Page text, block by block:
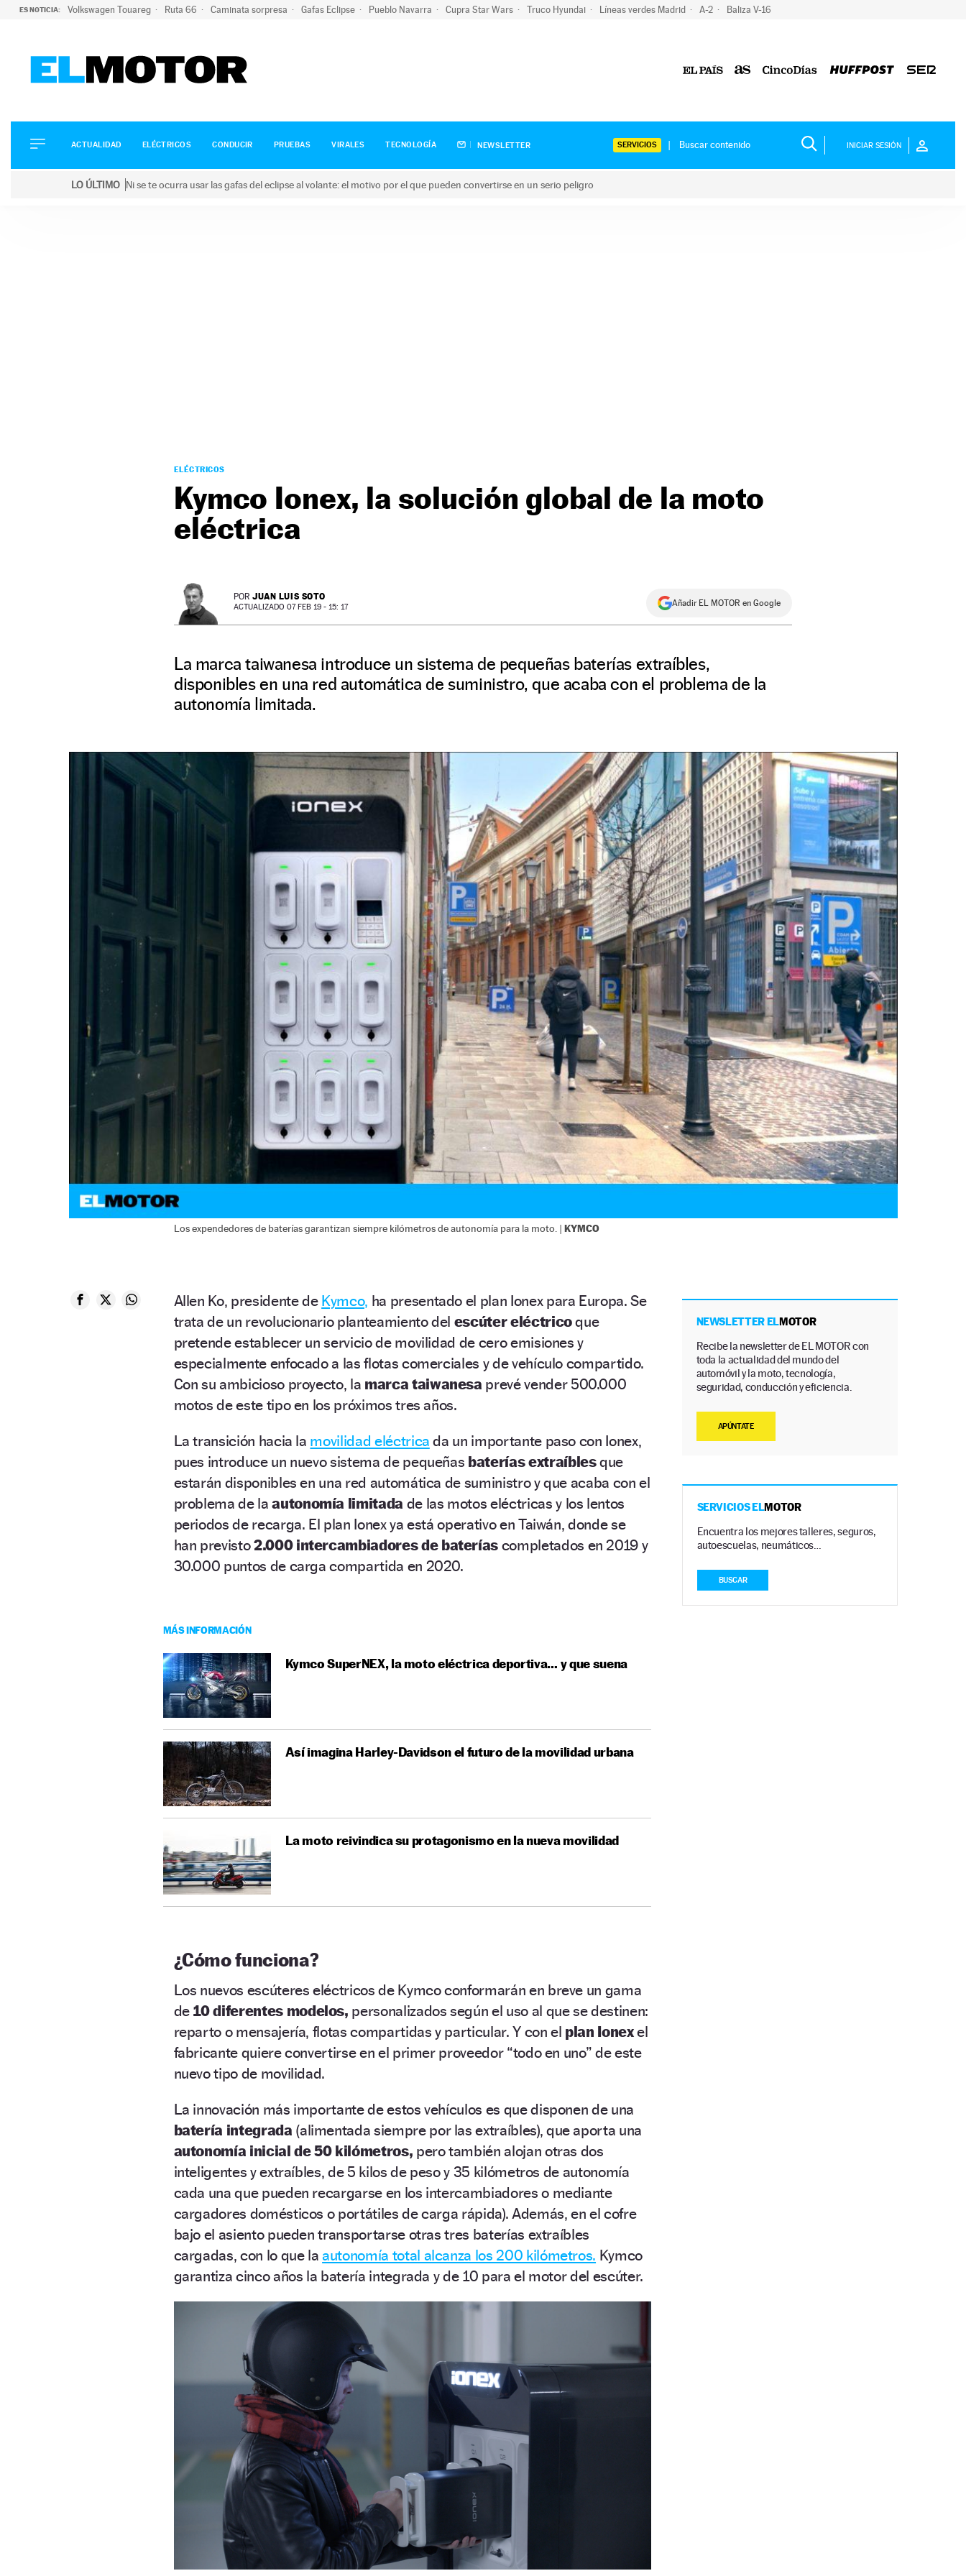
ES NOTICIA: Volkswagen Touareg Ruta 66 Caminata sorpresa Gafas Eclipse Pueblo Navarra Cupra Star Wars Truco Hyundai Líneas verdes Madrid A-2 Baliza V-16
ELÉCTRICOS
CONDUCIR
ACTUALIDAD ELÉCTRICOS CONDUCIR PRUEBAS VIRALES TECNOLOGÍA NEWSLETTER SERVICIOS INICIAR SESIÓN
LO ÚLTIMO Ni se te ocurra usar las gafas del eclipse al volante: el motivo por el que pueden convertirse en un serio peligro
ELÉCTRICOS
Kymco Ionex, la solución global de la moto
eléctrica
POR JUAN LUIS SOTO
ACTUALIZADO 07 FEB 19 - 15: 17 Añadir EL MOTOR en Google
La marca taiwanesa introduce un sistema de pequeñas baterías extraíbles,
disponibles en una red automática de suministro, que acaba con el problema de la
autonomía limitada.
Los expendedores de baterías garantizan siempre kilómetros de autonomía para la moto. | KYMCO
Allen Ko, presidente de Kymco, ha presentado el plan Ionex para Europa. Se
trata de un revolucionario planteamiento del escúter eléctricoque
pretende establecer un servicio de movilidad de cero emisiones y
especialmente enfocado a las flotas comerciales y de vehículo compartido.
Con su ambicioso proyecto, la marca taiwanesa prevé vender 500.000
motos de este tipo en los próximos tres años.
La transición hacia la movilidad eléctrica da un importante paso con Ionex,
pues introduce un nuevo sistema de pequeñas baterías extraíblesque
estarán disponibles en una red automática de suministro y que acaba con el
problema de laautonomía limitada de las motos eléctricas y los lentos
periodos de recarga. El plan Ionex ya está operativo en Taiwán, donde se
han previsto2.000 intercambiadores de baterías completados en 2019 y
30.000 puntos de carga compartida en 2020.
MÁS INFORMACIÓN
Kymco SuperNEX, la moto eléctrica deportiva… y que suena
Así imagina Harley-Davidson el futuro de la movilidad urbana
La moto reivindica su protagonismo en la nueva movilidad
¿Cómo funciona?
Los nuevos escúteres eléctricos de Kymco conformarán en breve un gama
de 10 diferentes modelos, personalizados según el uso al que se destinen:
reparto o mensajería, flotas compartidas y particular. Y con el plan Ionexel
fabricante quiere convertirse en el primer proveedor “todo en uno” de este
nuevo tipo de movilidad.
La innovación más importante de estos vehículos es que disponen de una
batería integrada (alimentada siempre por las extraíbles), que aporta una
autonomía inicial de 50 kilómetros, pero también alojan otras dos
inteligentes y extraíbles, de 5 kilos de peso y 35 kilómetros de autonomía
cada una que pueden recargarse en los intercambiadores o mediante
cargadores domésticos o portátiles de carga rápida). Además, en el cofre
bajo el asiento pueden transportarse otras tres baterías extraíbles
cargadas, con lo que laautonomía total alcanza los 200 kilómetros. Kymco
garantiza cinco años la batería integrada y de 10 para el motor del escúter.
NEWSLETTER ELMOTOR
Recibe la newsletter de EL MOTOR con
toda la actualidad del mundo del
automóvil y la moto, tecnología,
seguridad, conducción y eficiencia.
APÚNTATE
SERVICIOS ELMOTOR
Encuentra los mejores talleres, seguros,
autoescuelas, neumáticos…
BUSCAR